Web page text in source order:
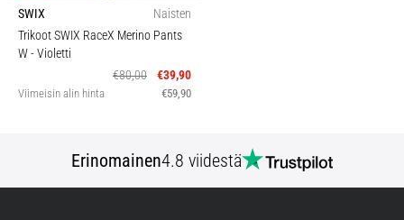
SWIX
Naisten
Trikoot SWIX RaceX Merino Pants
W- Violetti
€80,00
€39,90
Viimeisin alin hinta €59,90
Erinomainen4.8 viidestä